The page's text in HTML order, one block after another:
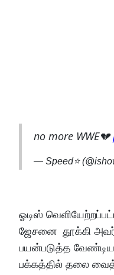
no more WWE💔
— Speed⭐️
ஓடிஸ்
ஜேசனை தூக்கி
பயன்படுத்த வேண்டிய
பக்கத்தில் தலை